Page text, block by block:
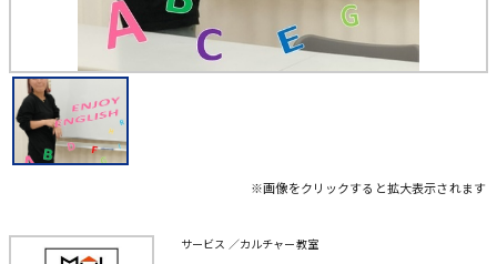
※画像をクリックすると拡大表示されます
サービス ／カルチャー教室